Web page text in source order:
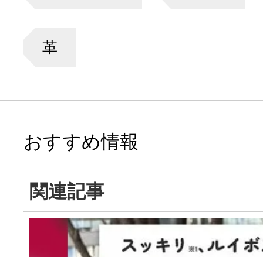
革
おすすめ情報
関連記事